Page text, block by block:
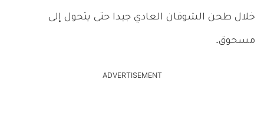
خلال طحن الشوفان العادي جيدا حتى يتحول إلى
مسحوق.
ADVERTISEMENT